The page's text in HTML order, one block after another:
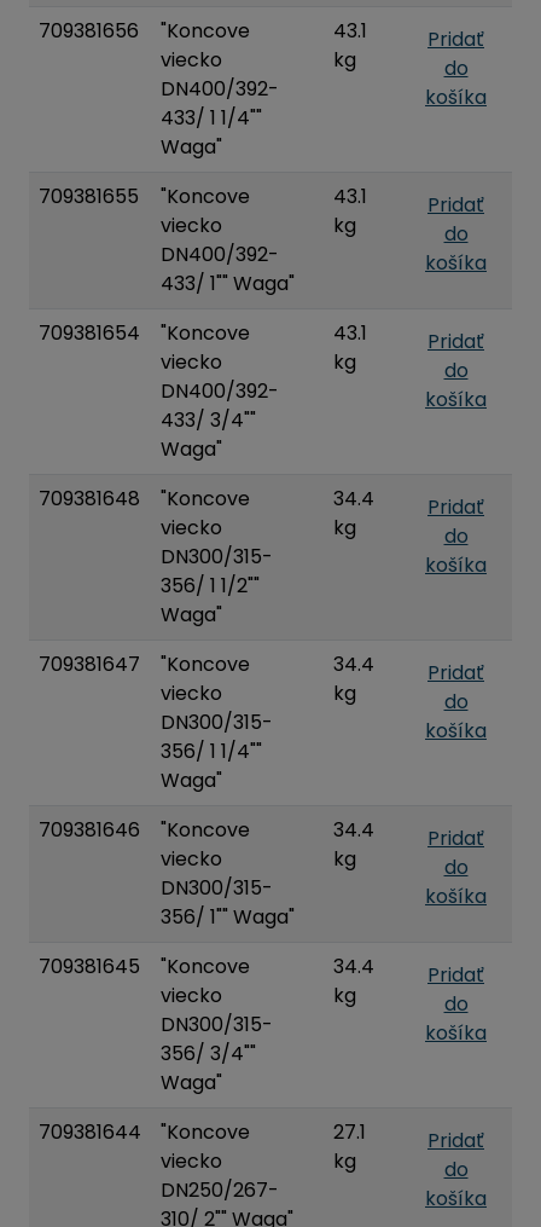
709381656
"Koncove
viecko
DN400/392-
433/ 1 1/4""
Waga"
43.1
kg
Pridať
do
košíka
709381655
"Koncove
viecko
DN400/392-
433/ 1"" Waga"
43.1
kg
Pridať
do
košíka
709381654
"Koncove
viecko
DN400/392-
433/ 3/4""
Waga"
43.1
kg
Pridať
do
košíka
709381648
"Koncove
viecko
DN300/315-
356/ 1 1/2""
Waga"
34.4
kg
Pridať
do
košíka
709381647
"Koncove
viecko
DN300/315-
356/ 1 1/4""
Waga"
34.4
kg
Pridať
do
košíka
709381646
"Koncove
viecko
DN300/315-
356/ 1"" Waga"
34.4
kg
Pridať
do
košíka
709381645
"Koncove
viecko
DN300/315-
356/ 3/4""
Waga"
34.4
kg
Pridať
do
košíka
709381644
"Koncove
viecko
DN250/267-
310/ 2"" Waga"
27.1
kg
Pridať
do
košíka